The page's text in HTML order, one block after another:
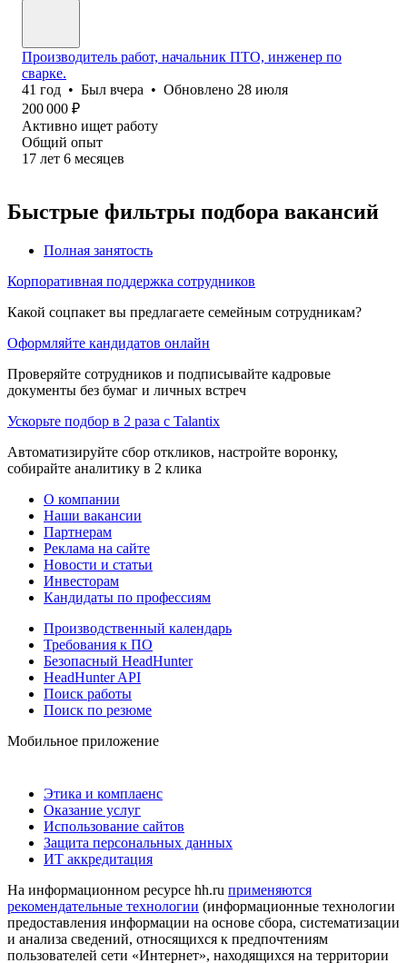
Производитель работ, начальник ПТО, инженер по
сварке.
41 год • Был вчера • Обновлено 28 июля
200 000 ₽
Активно ищет работу
Общий опыт
17 лет 6 месяцев
Быстрые фильтры подбора вакансий
Полная занятость
Корпоративная поддержка сотрудников
Какой соцпакет вы предлагаете семейным сотрудникам?
Оформляйте кандидатов онлайн
Проверяйте сотрудников и подписывайте кадровые
документы без бумаг и личных встреч
Ускорьте подбор в 2 раза с Talantix
Автоматизируйте сбор откликов, настройте воронку,
собирайте аналитику в 2 клика
О компании
Наши вакансии
Партнерам
Реклама на сайте
Новости и статьи
Инвесторам
Кандидаты по профессиям
Производственный календарь
Требования к ПО
Безопасный HeadHunter
HeadHunter API
Поиск работы
Поиск по резюме
Мобильное приложение
Этика и комплаенс
Оказание услуг
Использование сайтов
Защита персональных данных
ИТ аккредитация
На информационном ресурсе hh.ru применяются
рекомендательные технологии (информационные технологии
предоставления информации на основе сбора, систематизации
и анализа сведений, относящихся к предпочтениям
пользователей сети «Интернет», находящихся на территории